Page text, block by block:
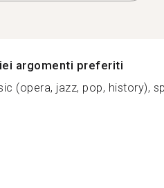
argomenti preferiti
(opera, jazz, pop, history),